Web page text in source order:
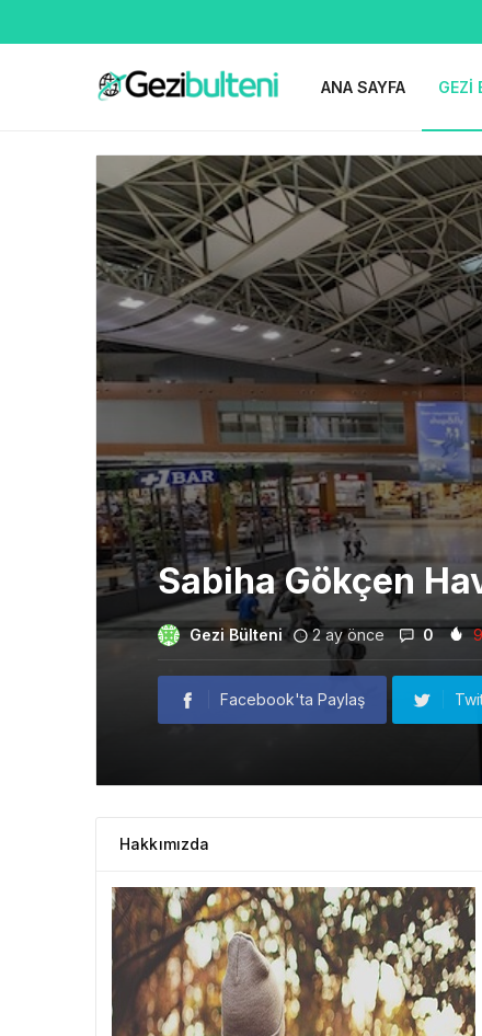
ANA SAYFA GEZI
Sabiha Gökçen
Gezi Bülteni 2 ay önce 0
Facebook'ta Paylaş
Hakkımızda